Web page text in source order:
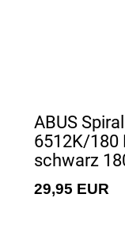
ABUS
6512K/180
schwarz
29,95 EUR